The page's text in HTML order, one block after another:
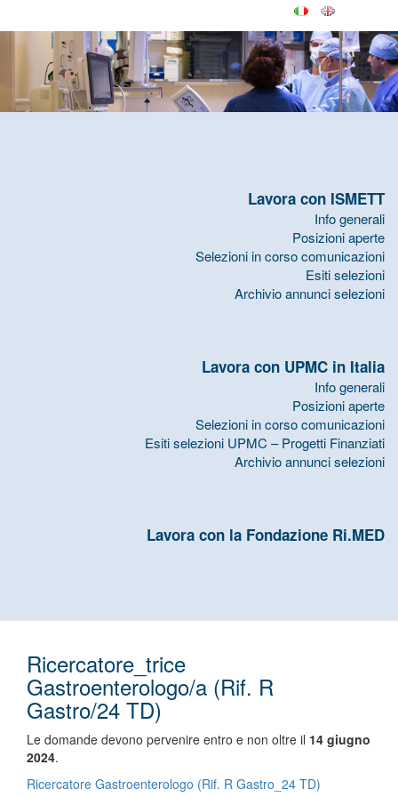
Lavora con ISMETT
Info generali
Posizioni aperte
Selezioni in corso comunicazioni
Esiti selezioni
Archivio annunci selezioni
Lavora con UPMC in Italia
Info generali
Posizioni aperte
Selezioni in corso comunicazioni
Esiti selezioni UPMC – Progetti Finanziati
Archivio annunci selezioni
Lavora con la Fondazione Ri.MED
Ricercatore_trice
Gastroenterologo/a (Rif. R
Gastro/24 TD)
Le domande devono pervenire entro e non oltre il 14 giugno
2024.
Ricercatore Gastroenterologo (Rif. R Gastro_24 TD)